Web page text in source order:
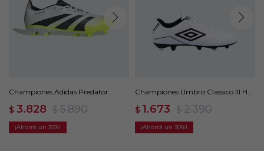
Championes Adidas Predator
$ 3.828 $ 5.890
35
Championes Umbro Classico III HG
$ 1.673 $ 2.390
30